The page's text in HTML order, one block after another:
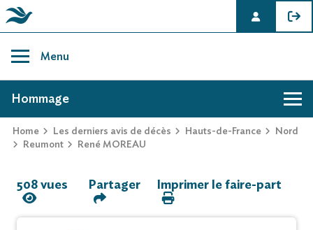
content
Menu
AVIS DE DÉCÈS DE RENÉ MOREAU
Home Les derniers avis de décès Hauts-de-France
Nord
Reumont
René MOREAU
Hommage
Hommage
Mur des souvenirs
508 vues Partager Imprimer le faire-part